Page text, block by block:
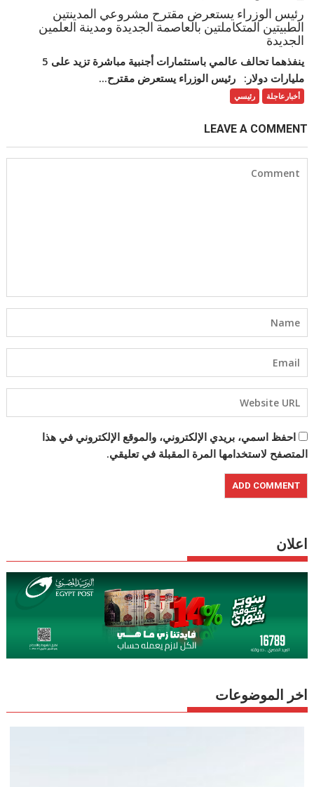
رئيس الوزراء يستعرض مقترح مشروعي المدينتين
الطبيتين المتكاملتين بالعاصمة الجديدة ومدينة العلمين
الجديدة
ينفذهما تحالف عالمي باستثمارات أجنبية مباشرة تزيد على 5
مليارات دولار: رئيس الوزراء يستعرض مقترح...
أخبارعاجلة رئيسي
LEAVE A COMMENT
احفظ اسمي، بريدي الإلكتروني، والموقع الإلكتروني في هذا
المتصفح لاستخدامها المرة المقبلة في تعليقي.
اعلان
اخر الموضوعات